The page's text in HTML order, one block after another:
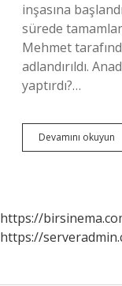
inşasına
sürede
Mehmet
adlandırıldı.
yaptırdı?…
Devamını okuyun
https://
https://